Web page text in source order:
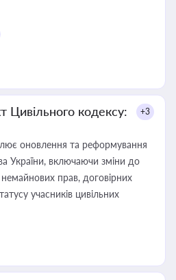
Цивільного кодексу:
+3
оновлення та реформування
України, включаючи зміни до
прав, договірних
учасників цивільних